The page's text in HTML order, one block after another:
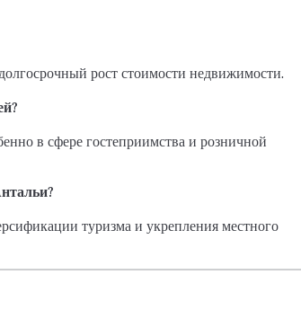
рост стоимости недвижимости.
в сфере гостеприимства и розничной
туризма и укрепления местного